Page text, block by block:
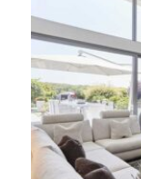
À PROPOS
CONTACT